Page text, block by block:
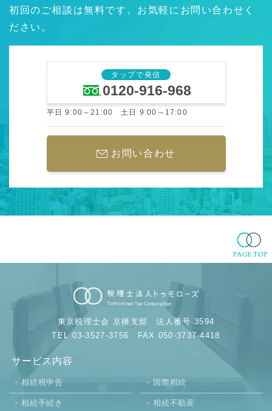
初回のご相談は無料です。お気軽にお問い合わせく
ださい。
タップで発信
0120-916-968
平日 9:00～21:00 土日 9:00～17:00
お問い合わせ
東京税理士会 京橋支部法人番号 3594
TEL 03-3527-3756 FAX 050-3737-4418
サービス内容
相続税申告 国際相続
相続手続き 相続不動産